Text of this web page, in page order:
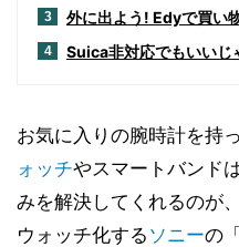
3 外に出よう! Edyで買い
4 Suica非対応でもいいじ
お気に入りの腕時計を持
ォッチやスマートバンド
みを解決してくれるのが
ウォッチ化する ソニーの